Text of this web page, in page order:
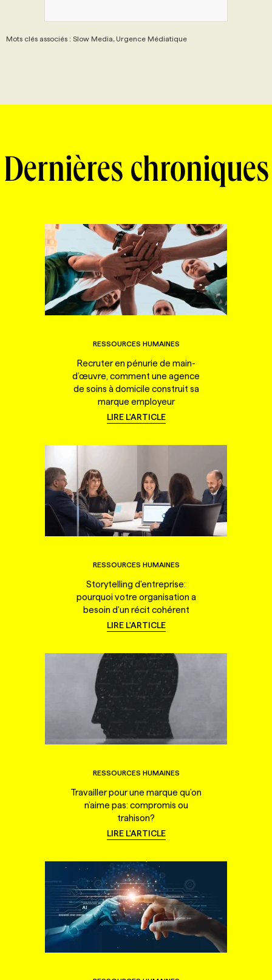
Mots clés associés : Slow Media, Urgence Médiatique
Dernières chroniques
RESSOURCES HUMAINES
Recruter en pénurie de main-
d’œuvre, comment une agence
de soins à domicile construit sa
marque employeur
LIRE L'ARTICLE
RESSOURCES HUMAINES
Storytelling d'entreprise:
pourquoi votre organisation a
besoin d'un récit cohérent
LIRE L'ARTICLE
RESSOURCES HUMAINES
Travailler pour une marque qu’on
n’aime pas: compromis ou
trahison?
LIRE L'ARTICLE